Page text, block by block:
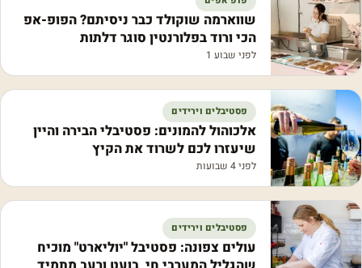
שווארמה שוקולד כבר ניסיתם? הפופ-אפ
הכי ורוד בפלורנטין סוגר דלתות
לפני שבוע 1
פסטיבלים וירידים
אלכוהול להמונים: פסטיבלי הבירה והיין
שיעזרו לכם לשרוד את הקיץ
לפני 4 שבועות
פסטיבלים וירידים
עולים צפונה: פסטיבל "יוליארט" מוכיח